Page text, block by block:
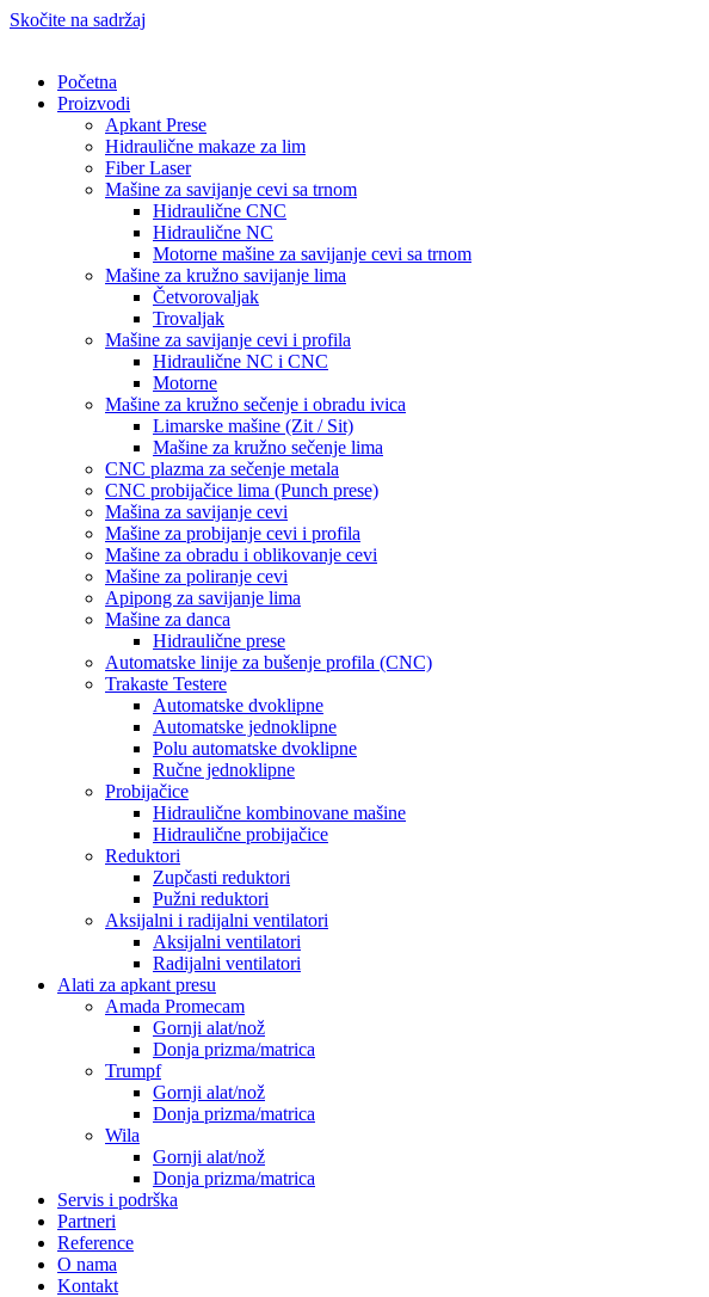
Skočite na sadržaj
Početna
Proizvodi
Apkant Prese
Hidraulične makaze za lim
Fiber Laser
Mašine za savijanje cevi sa trnom
Hidraulične CNC
Hidraulične NC
Motorne mašine za savijanje cevi sa trnom
Mašine za kružno savijanje lima
Četvorovaljak
Trovaljak
Mašine za savijanje cevi i profila
Hidraulične NC i CNC
Motorne
Mašine za kružno sečenje i obradu ivica
Limarske mašine (Zit / Sit)
Mašine za kružno sečenje lima
CNC plazma za sečenje metala
CNC probijačice lima (Punch prese)
Mašina za savijanje cevi
Mašine za probijanje cevi i profila
Mašine za obradu i oblikovanje cevi
Mašine za poliranje cevi
Apipong za savijanje lima
Mašine za danca
Hidraulične prese
Automatske linije za bušenje profila (CNC)
Trakaste Testere
Automatske dvoklipne
Automatske jednoklipne
Polu automatske dvoklipne
Ručne jednoklipne
Probijačice
Hidraulične kombinovane mašine
Hidraulične probijačice
Reduktori
Zupčasti reduktori
Pužni reduktori
Aksijalni i radijalni ventilatori
Aksijalni ventilatori
Radijalni ventilatori
Alati za apkant presu
Amada Promecam
Gornji alat/nož
Donja prizma/matrica
Trumpf
Gornji alat/nož
Donja prizma/matrica
Wila
Gornji alat/nož
Donja prizma/matrica
Servis i podrška
Partneri
Reference
O nama
Kontakt